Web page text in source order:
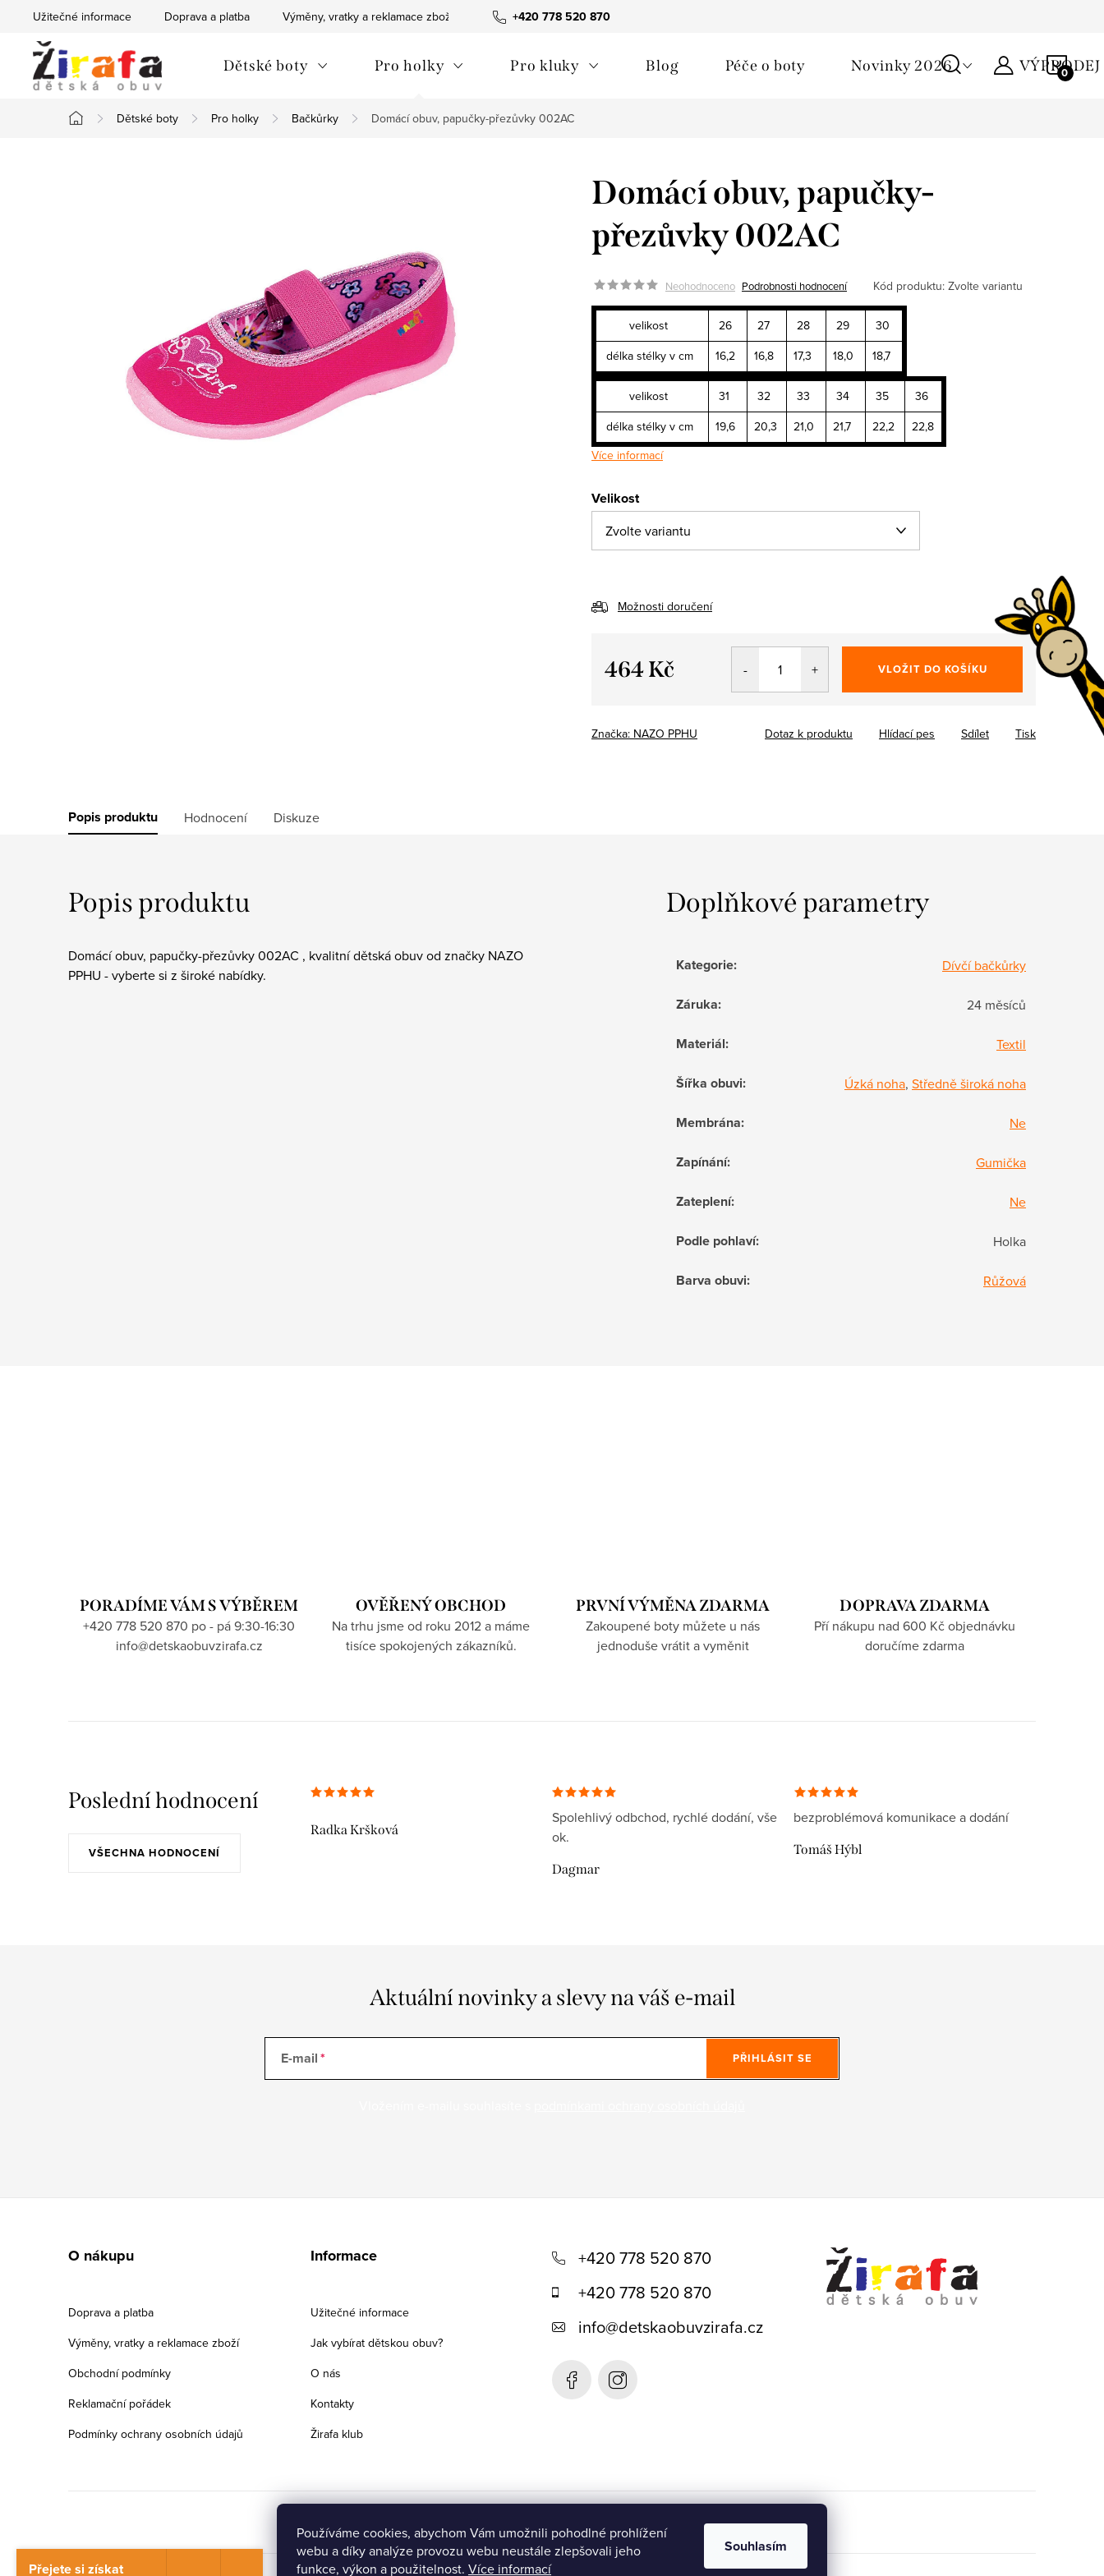
Používáme cookies, abychom Vám umožnili pohodlné prohlížení
webu a díky analýze provozu webu neustále zlepšovali jeho
funkce, výkon a použitelnost. Více informací
Souhlasím
obsah
+420 778 520 870
Užitečné informace Doprava a platba Výměny, vratky a reklamace zboží Obchodní podmínky
Dětské boty Pro holky Pro kluky Blog Péče o boty Novinky 2026 VÝPRODEJ
Domů
Dětské boty Pro holky Bačkůrky Domácí obuv, papučky-přezůvky 002AC
Domácí obuv, papučky-
přezůvky 002AC
Neohodnoceno Podrobnosti hodnocení Kód produktu: Zvolte variantu
velikost 26 27 28 29
30
délka stélky v cm
16,2 16,8 17,3 18,0 18,7
velikost 31 32 33 34 35
36
délka stélky v cm
19,6 20,3 21,0 21,7 22,2
22,8
Více informací
Velikost
Možnosti doručení
464 Kč VLOŽIT DO KOŠÍKU
Značka: NAZO PPHU Tisk
Dotaz k produktu Hlídací pes Sdílet
Popis produktu Hodnocení Diskuze
Popis produktu
Domácí obuv, papučky-přezůvky 002AC , kvalitní dětská obuv od značky NAZO
PPHU - vyberte si z široké nabídky.
Doplňkové parametry
Kategorie: Dívčí bačkůrky
Záruka: 24 měsíců
Materiál: Textil
Šířka obuvi: Úzká noha, Středně široká noha
Membrána: Ne
Zapínání: Gumička
Zateplení: Ne
Podle pohlaví: Holka
Barva obuvi: Růžová
PORADÍME VÁM S VÝBĚREM
+420 778 520 870 po - pá 9:30-16:30
info@detskaobuvzirafa.cz
OVĚŘENÝ OBCHOD
Na trhu jsme od roku 2012 a máme
tisíce spokojených zákazníků.
PRVNÍ VÝMĚNA ZDARMA
Zakoupené boty můžete u nás
jednoduše vrátit a vyměnit
DOPRAVA ZDARMA
Pří nákupu nad 600 Kč objednávku
doručíme zdarma
Poslední hodnocení
VŠECHNA HODNOCENÍ
Radka Kršková
Spolehlivý odbchod, rychlé dodání, vše
ok.
Dagmar
bezproblémová komunikace a dodání
Tomáš Hýbl
Aktuální novinky a slevy na váš e-mail
E-mail PŘIHLÁSIT SE
O nákupu
Doprava a platba
Výměny, vratky a reklamace zboží
Obchodní podmínky
Reklamační pořádek
Podmínky ochrany osobních údajů
Informace
Užitečné informace
Jak vybírat dětskou obuv?
O nás
Kontakty
Žirafa klub
+420 778 520 870
+420 778 520 870
info@detskaobuvzirafa.cz
Přejete si získat